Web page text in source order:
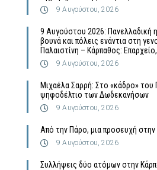
9 Αυγούστου, 2026
9 Αυγούστου 2026: Πανελλαδική
βουνά και πόλεις ενάντια στη
Παλαιστίνη – Κάρπαθος:
9 Αυγούστου, 2026
Μιχαέλα Σαρρή: Στο «κάδρο» του
ψηφοδέλτιο των Δωδεκανήσων
9 Αυγούστου, 2026
Από την Πάρο, μια προσευχή
9 Αυγούστου, 2026
Συλλήψεις δύο ατόμων στην